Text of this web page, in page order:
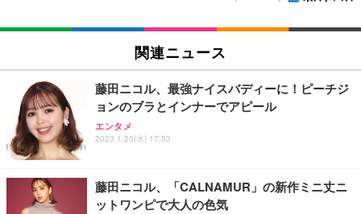
関連ニュース
藤田ニコル、最強ナイスバディーに！ピーチジ
ョンのブラとインナーでアピール
エンタメ
2023.1.25(水) 17:53
藤田ニコル、「CALNAMUR」の新作ミニ丈ニ
ットワンピで大人の色気